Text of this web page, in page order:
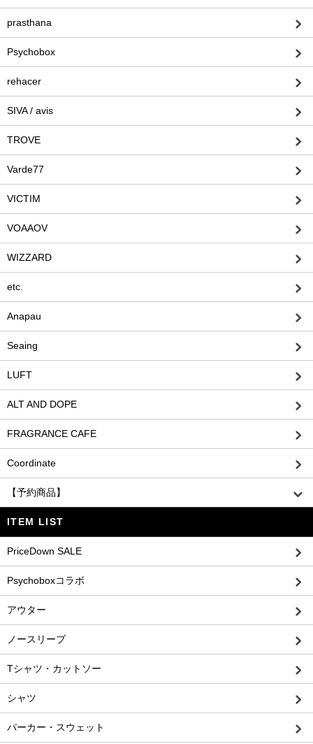
prasthana
Psychobox
rehacer
SIVA / avis
TROVE
Varde77
VICTIM
VOAAOV
WIZZARD
etc.
Anapau
Seaing
LUFT
ALT AND DOPE
FRAGRANCE CAFE
Coordinate
【予約商品】
ITEM LIST
PriceDown SALE
Psychoboxコラボ
アウター
ノースリーブ
Tシャツ・カットソー
シャツ
パーカー・スウェット